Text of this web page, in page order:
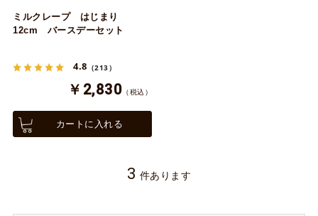
ミルクレープ はじまり
12cm バースデーセット
4.8 （213）
￥2,830 （税込）
カートに入れる
3 件あります